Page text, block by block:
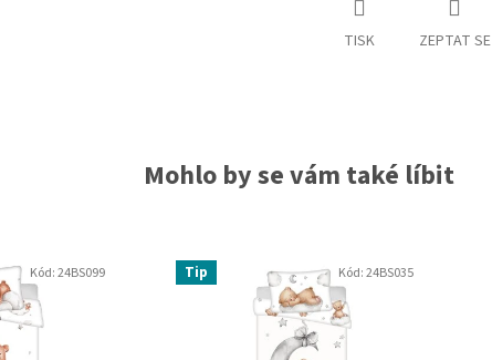
TISK ZEPTAT SE
Mohlo by se vám také líbit
Kód:24BS099 Tip Kód:24BS035